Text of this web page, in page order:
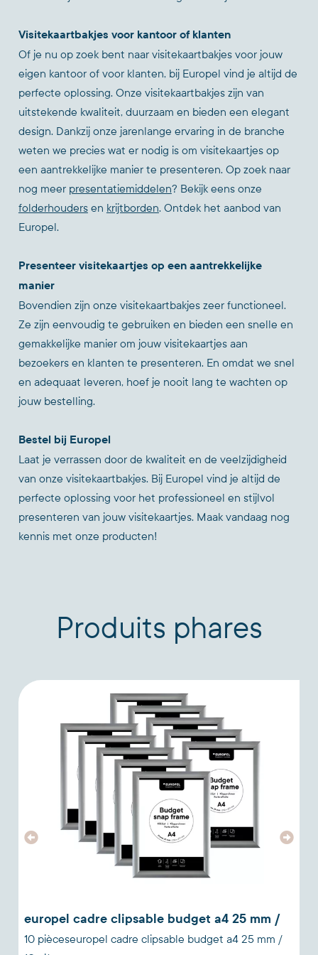
Visitekaartbakjes voor kantoor of klanten
Of je nu op zoek bent naar visitekaartbakjes voor jouw
eigen kantoor of voor klanten, bij Europel vind je altijd de
perfecte oplossing. Onze visitekaartbakjes zijn van
uitstekende kwaliteit, duurzaam en bieden een elegant
design. Dankzij onze jarenlange ervaring in de branche
weten we precies wat er nodig is om visitekaartjes op
een aantrekkelijke manier te presenteren. Op zoek naar
nog meer presentatiemiddelen? Bekijk eens onze
folderhoudersen krijtborden. Ontdek het aanbod van
Europel.
Presenteer visitekaartjes op een aantrekkelijke
manier
Bovendien zijn onze visitekaartbakjes zeer functioneel.
Ze zijn eenvoudig te gebruiken en bieden een snelle en
gemakkelijke manier om jouw visitekaartjes aan
bezoekers en klanten te presenteren. En omdat we snel
en adequaat leveren, hoef je nooit lang te wachten op
jouw bestelling.
Bestel bij Europel
Laat je verrassen door de kwaliteit en de veelzijdigheid
van onze visitekaartbakjes. Bij Europel vind je altijd de
perfecte oplossing voor het professioneel en stijlvol
presenteren van jouw visitekaartjes. Maak vandaag nog
kennis met onze producten!
Produits phares
europel cadre clipsable budget a4 25 mm /
10 pièceseuropel cadre clipsable budget a4 25 mm /